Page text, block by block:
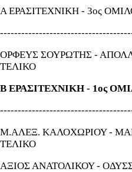
Α ΕΡΑΣΙΤΕΧΝΙΚΗ - 3ος
ΟΡΦΕΥΣ ΣΟΥΡΩΤΗΣ -
ΤΕΛΙΚΟ
Β ΕΡΑΣΙΤΕΧΝΙΚΗ - 1ος
Μ.ΑΛΕΞ. ΚΑΛΟΧΩΡΙΟΥ -
ΤΕΛΙΚΟ
ΑΞΙΟΣ ΑΝΑΤΟΛΙΚΟΥ -